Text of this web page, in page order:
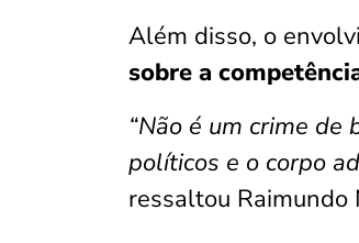
Além disso, o
sobre a
“Não é um crime
políticos e o corpo
ressaltou Raimundo